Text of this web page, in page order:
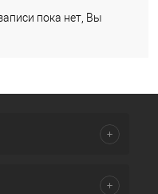
пока нет, Вы